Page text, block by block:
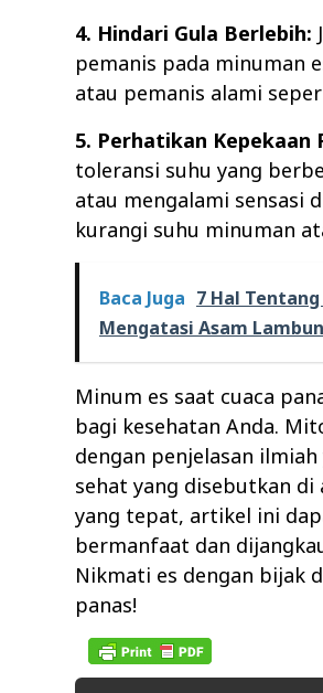
4. Hindari Gula Berlebih:
pemanis pada minuman
atau pemanis alami
5. Perhatikan Kepekaan
toleransi suhu yang
atau mengalami sensasi
kurangi suhu minuman
Baca Juga 7 Hal
Mengatasi Asam
Minum es saat cuaca
bagi kesehatan Anda.
dengan penjelasan
sehat yang disebutkan di
yang tepat, artikel ini
bermanfaat dan
Nikmati es dengan bijak
panas!